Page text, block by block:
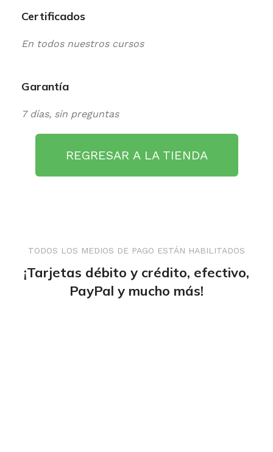
Certificados
En todos nuestros cursos
Garantía
7 días, sin preguntas
REGRESAR A LA TIENDA
TODOS LOS MEDIOS DE PAGO ESTÁN HABILITADOS
¡Tarjetas débito y crédito, efectivo,
PayPal y mucho más!